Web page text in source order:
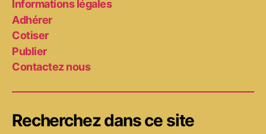
Informations légales
Adhérer
Cotiser
Publier
Contactez nous
Recherchez dans ce site